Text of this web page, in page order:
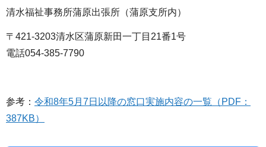
清水福祉事務所蒲原出張所（蒲原支所内）
〒421-3203清水区蒲原新田一丁目21番1号
電話054-385-7790
参考： 令和8年5月7日以降の窓口実施内容の一覧（PDF：
387KB）